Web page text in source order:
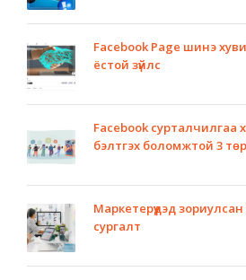
Facebook Page шинэ
ёстой зүйлс
Facebook сурталчилгаа
бэлтгэх боломжтой 3
Маркетерүүдэд
сургалт